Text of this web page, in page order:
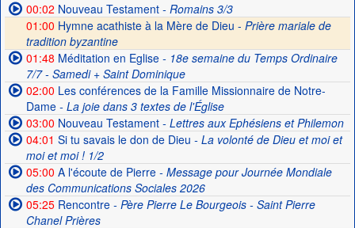
00:02 Nouveau Testament- Romains 3/3
01:00 Hymne acathiste à la Mère de Dieu - Prière mariale de
tradition byzantine
01:48 Méditation en Eglise- 18e semaine du Temps Ordinaire
7/7 - Samedi + Saint Dominique
02:00 Les conférences de la Famille Missionnaire de Notre-
Dame- La joie dans 3 textes de l'Église
03:00 Nouveau Testament- Lettres aux Ephésiens et Philemon
04:01 Si tu savais le don de Dieu - La volonté de Dieu et moi et
moi et moi ! 1/2
05:00 A l'écoute de Pierre- Message pour Journée Mondiale
des Communications Sociales 2026
05:25Rencontre- Père Pierre Le Bourgeois - Saint Pierre
Chanel Prières